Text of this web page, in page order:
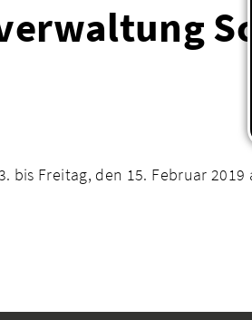
Freitag, den 15. Februar